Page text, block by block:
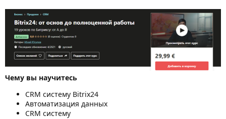
Чему вы научитесь
CRM систему Bitrix24
Автоматизация данных
CRM систему